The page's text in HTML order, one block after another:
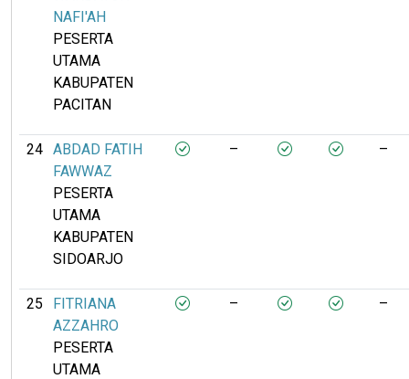
NAFI'AH
PESERTA
UTAMA
KABUPATEN
PACITAN
24
ABDAD FATIH
FAWWAZ
PESERTA
UTAMA
KABUPATEN
SIDOARJO
– –
25
FITRIANA
AZZAHRO
PESERTA
UTAMA
– –